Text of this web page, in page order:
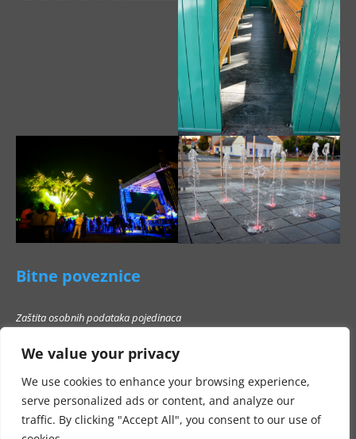
We value your privacy
We use cookies to enhance your browsing experience,
serve personalized ads or content, and analyze our
traffic. By clicking "Accept All", you consent to our use of
Bitne poveznice
Zaštita osobnih podataka pojedinaca
Popis poslovnih subjekata s kojima Grad Beli Manastir ne smije stupati u